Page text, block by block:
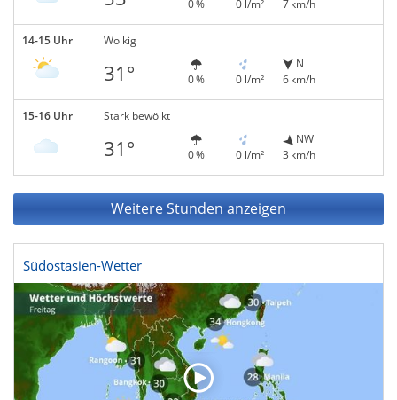
0 % 0 l/m² 7 km/h
14-15 Uhr Wolkig
31° 0 % 0 l/m²
N
6 km/h
15-16 Uhr Stark bewölkt
31° 0 % 0 l/m²
NW
3 km/h
Weitere Stunden anzeigen
Südostasien-Wetter